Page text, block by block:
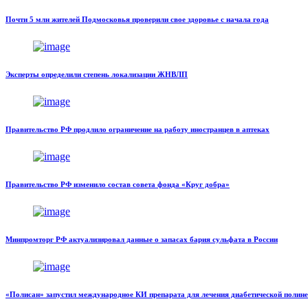
Почти 5 млн жителей Подмосковья проверили свое здоровье с начала года
Эксперты определили степень локализации ЖНВЛП
Правительство РФ продлило ограничение на работу иностранцев в аптеках
Правительство РФ изменило состав совета фонда «Круг добра»
Минпромторг РФ актуализировал данные о запасах бария сульфата в России
«Полисан» запустил международное КИ препарата для лечения диабетической